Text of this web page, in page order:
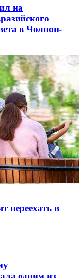
на
в Чолпон-
переехать в
одним из